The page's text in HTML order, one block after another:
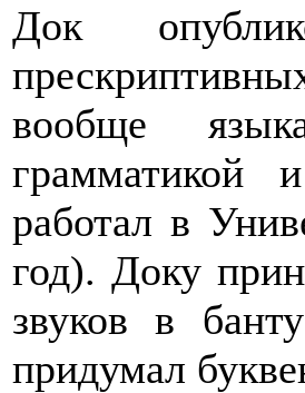
Док
вообще
грамматикой
работал в
год). Доку
звуков в
придумал